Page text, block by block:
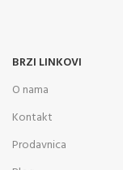
BRZI LINKOVI
O nama
Kontakt
Prodavnica